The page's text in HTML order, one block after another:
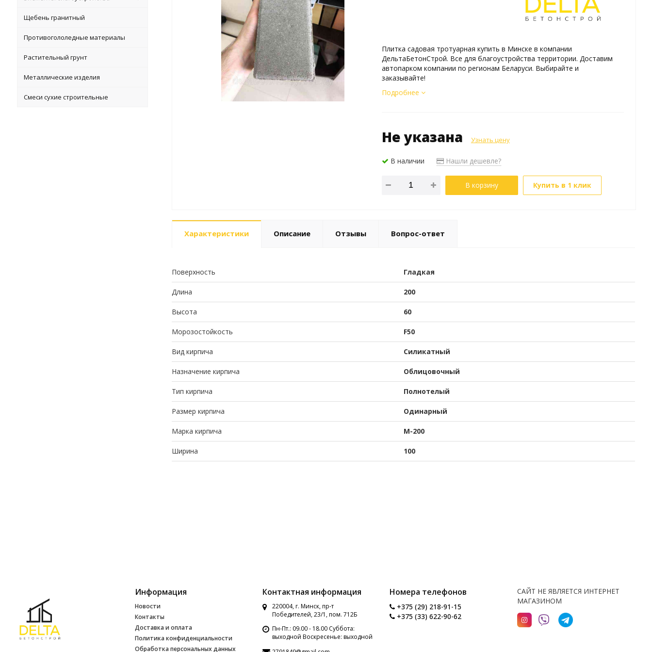
Щебень гранитный
Противогололедные материалы
Растительный грунт
Металлические изделия
Смеси сухие строительные
Плитка садовая тротуарная купить в Минске в компании
ДельтаБетонСтрой. Все для благоустройства территории. Доставим
автопарком компании по регионам Беларуси. Выбирайте и
заказывайте!
Подробнее
Не указана Узнать цену
В наличии Нашли дешевле?
В корзину Купить в 1 клик
Характеристики Описание Отзывы Вопрос-ответ
Поверхность Гладкая
Длина 200
Высота 60
Морозостойкость F50
Вид кирпича Силикатный
Назначение кирпича Облицовочный
Тип кирпича Полнотелый
Размер кирпича Одинарный
Марка кирпича М-200
Ширина 100
Информация
Новости
Контакты
Доставка и оплата
Политика конфиденциальности
Обработка персональных данных
Контактная информация
220004, г. Минск, пр-т
Победителей, 23/1, пом. 712Б
Пн-Пт.: 09.00 - 18.00 Суббота:
выходной Воскресенье: выходной
Номера телефонов
+375 (29) 218-91-15
+375 (33) 622-90-62
САЙТ НЕ ЯВЛЯЕТСЯ ИНТЕРНЕТ
МАГАЗИНОМ